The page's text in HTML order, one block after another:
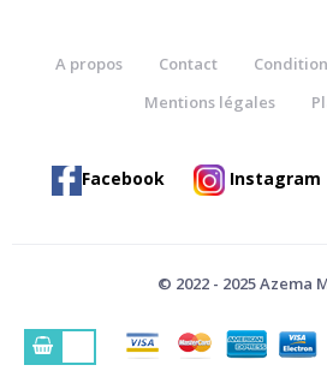
A propos Contact
Mentions légales
Facebook Instagram
© 2022 - 2025 Azema